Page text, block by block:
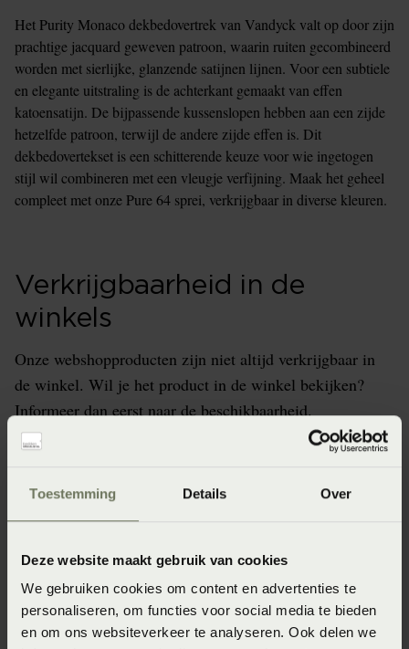
Toestemming Details Over
Deze website maakt gebruik van cookies
We gebruiken cookies om content en advertenties te
personaliseren, om functies voor social media te bieden
en om ons websiteverkeer te analyseren. Ook delen we
Het Purity Monaco dekbedovertrek van Vandyck valt op door zijn
prachtige jacquard geweven patroon, waarin ruiten gecombineerd
worden met sierlijke, glanzende satijnen lijnen. Voor een subtiele
en elegante uitstraling is de achterkant gemaakt van effen
katoensatijn. De bijpassende kussenslopen hebben aan een zijde
hetzelfde patroon, terwijl de andere zijde effen is. Dit
dekbedovertekset is een schitterende keuze voor wie ingetogen
stijl wil combineren met een vleugje verfijning. Maak het geheel
compleet met onze Pure 64 sprei, verkrijgbaar in diverse kleuren.
Verkrijgbaarheid in de
winkels
Onze webshopproducten zijn niet altijd verkrijgbaar in
de winkel. Wil je het product in de winkel bekijken?
Informeer dan eerst naar de beschikbaarheid.
Artikelnummer
8718471506380
Materiaal